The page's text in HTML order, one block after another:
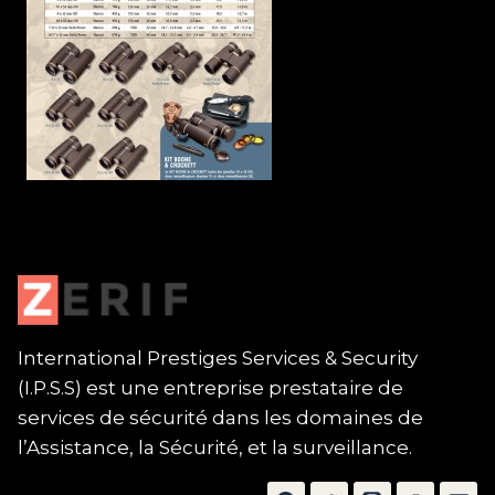
International Prestiges Services & Security
(I.P.S.S) est une entreprise prestataire de
services de sécurité dans les domaines de
l’Assistance, la Sécurité, et la surveillance.